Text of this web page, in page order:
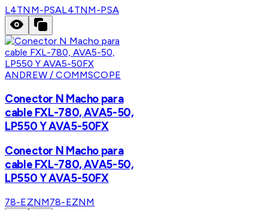
L4TNM-PSAL4TNM-PSA
ANDREW / COMMSCOPE
Conector N Macho para
cable FXL-780, AVA5-50,
LP550 Y AVA5-50FX
Conector N Macho para
cable FXL-780, AVA5-50,
LP550 Y AVA5-50FX
78-EZNM78-EZNM